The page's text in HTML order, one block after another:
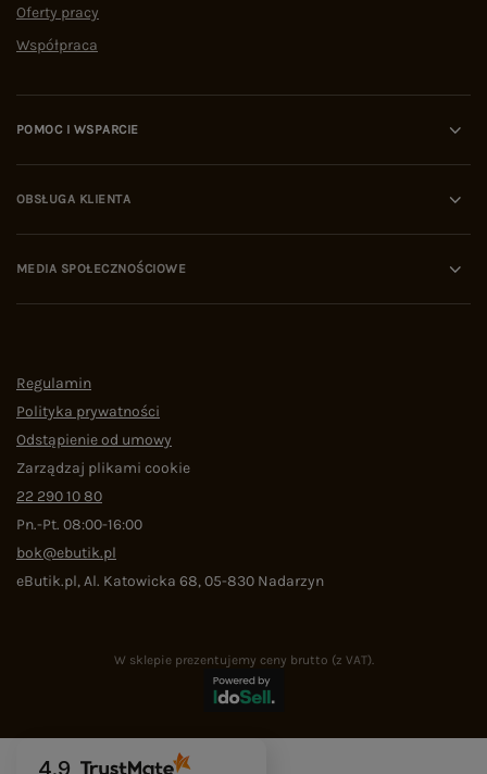
Oferty pracy
Współpraca
POMOC I WSPARCIE
OBSŁUGA KLIENTA
MEDIA SPOŁECZNOŚCIOWE
Regulamin
Polityka prywatności
Odstąpienie od umowy
Zarządzaj plikami cookie
22 290 10 80
Pn.-Pt. 08:00-16:00
bok@ebutik.pl
eButik.pl,Al. Katowicka 68,05-830 Nadarzyn
W sklepie prezentujemy ceny brutto (z VAT).